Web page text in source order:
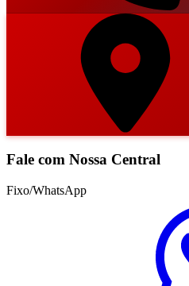
Fale com Nossa Central
Fixo/WhatsApp